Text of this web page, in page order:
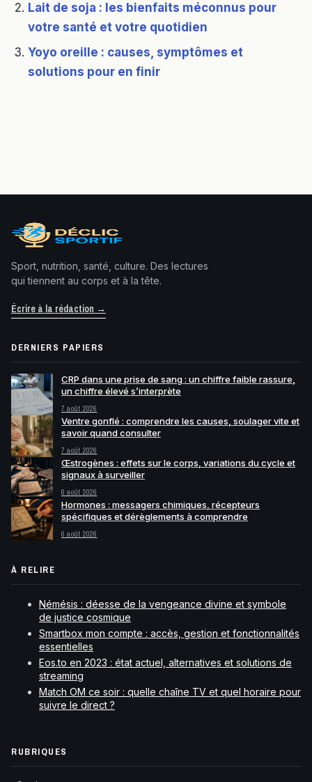
Lait de soja : les bienfaits méconnus pour
votre santé et votre quotidien
Yoyo oreille : causes, symptômes et
solutions pour en finir
Sport, nutrition, santé, culture. Des lectures
qui tiennent au corps et à la tête.
Écrire à la rédaction →
DERNIERS PAPIERS
CRP dans une prise de sang : un chiffre faible rassure,
un chiffre élevé s’interprète
7 août 2026
Ventre gonflé : comprendre les causes, soulager vite et
savoir quand consulter
7 août 2026
Œstrogènes : effets sur le corps, variations du cycle et
signaux à surveiller
6 août 2026
Hormones : messagers chimiques, récepteurs
spécifiques et dérèglements à comprendre
6 août 2026
À RELIRE
Némésis : déesse de la vengeance divine et symbole
de justice cosmique
Smartbox mon compte : accès, gestion et fonctionnalités
essentielles
Eos.to en 2023 : état actuel, alternatives et solutions de
streaming
Match OM ce soir : quelle chaîne TV et quel horaire pour
suivre le direct ?
RUBRIQUES